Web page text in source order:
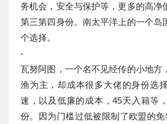
务机会，安全与保护等，更多的高净
第三第四身份。南太平洋上的一个岛
个选择。
-
瓦努阿图，一个名不见经传的小地方
渔为主，却成本很多大佬的身份选
速，以及低廉的成本，45天入籍等
份。因为门槛过低被限制了欧盟的